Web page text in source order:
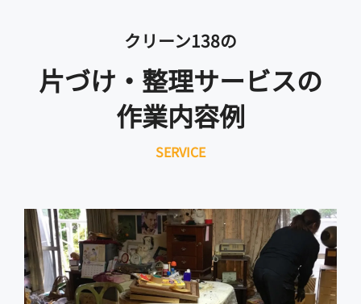
クリーン138の
片づけ・整理サービスの
作業内容例
SERVICE